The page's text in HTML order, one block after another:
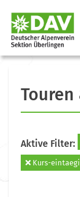
Touren
Aktive Filter:
Kurs-